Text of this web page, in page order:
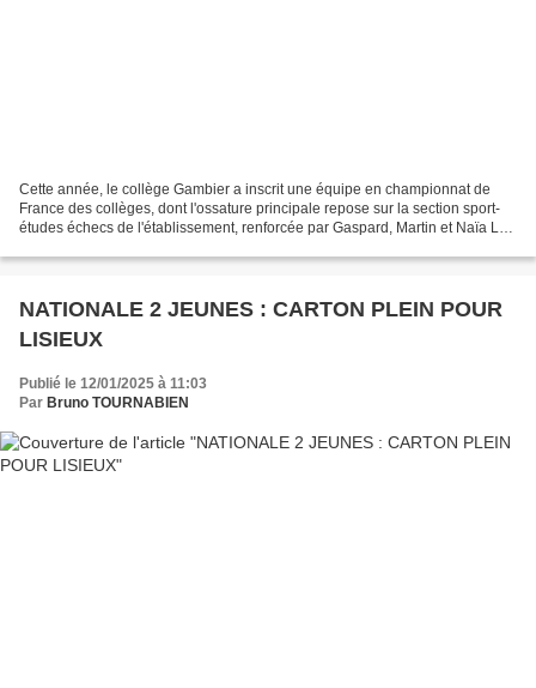
Cette année, le collège Gambier a inscrit une équipe en championnat de
France des collèges, dont l'ossature principale repose sur la section sport-
études échecs de l'établissement, renforcée par Gaspard, Martin et Naïa La
NATIONALE 2 JEUNES : CARTON PLEIN POUR
LISIEUX
Publié le 12/01/2025 à 11:03
Par Bruno TOURNABIEN